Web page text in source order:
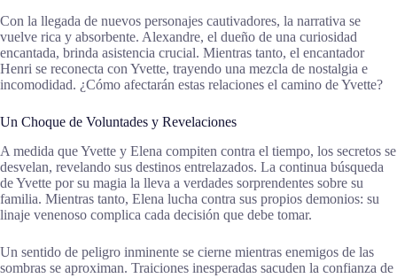
Con la llegada de nuevos personajes cautivadores, la narrativa se
vuelve rica y absorbente. Alexandre, el dueño de una curiosidad
encantada, brinda asistencia crucial. Mientras tanto, el encantador
Henri se reconecta con Yvette, trayendo una mezcla de nostalgia e
incomodidad. ¿Cómo afectarán estas relaciones el camino de Yvette?
Un Choque de Voluntades y Revelaciones
A medida que Yvette y Elena compiten contra el tiempo, los secretos se
desvelan, revelando sus destinos entrelazados. La continua búsqueda
de Yvette por su magia la lleva a verdades sorprendentes sobre su
familia. Mientras tanto, Elena lucha contra sus propios demonios: su
linaje venenoso complica cada decisión que debe tomar.
Un sentido de peligro inminente se cierne mientras enemigos de las
sombras se aproximan. Traiciones inesperadas sacuden la confianza de